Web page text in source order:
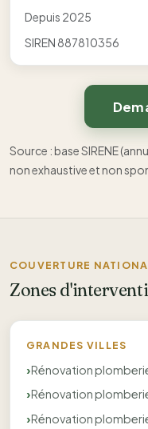
Depuis 2025
SIREN 887810356
Source : base SIRENE
non exhaustive et non
COUVERTURE
Zones
GRANDES VILLES
Rénovation
Rénovation
Rénovation